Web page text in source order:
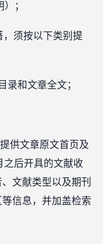
；
须按以下类别提
录和文章全文；
供文章原文首页及
之后开具的文献收
文献类型以及期刊
信息，并加盖检索